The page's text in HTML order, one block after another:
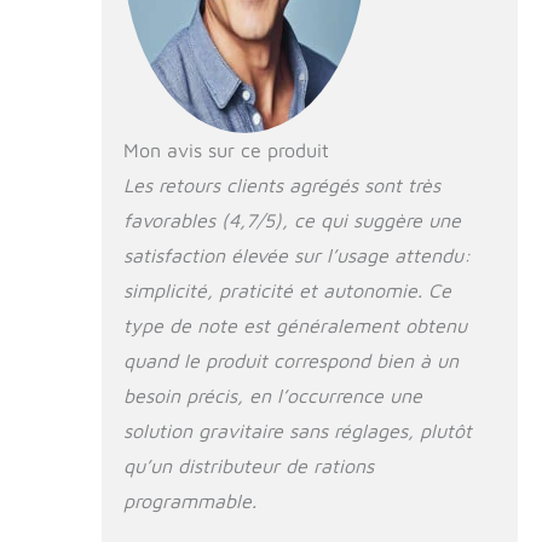
compagnie. Vous pouvez être sûr
lorsque vous sortez, en vacances,
au travail, en fête, et ne vous
inquiétez pas que les animaux
aient faim. La gamelle pliable est
également pratique lorsque vous
sortez vos animaux de
compagnie. Système
d'alimentation automatique : la
mangeoire et le distributeur d'eau
se nourrissent automatiquement
par gravité. Il y a deux fenêtres
puissiez le surveiller, et vous
pouvez le remplir à temps lorsque
la nourriture et l'eau sont
épuisées. Le chargeur ne peut pas
être connecté à l'application et il
n'y a pas de fonction
d'alimentation de minuterie.
(Cette mangeoire n'a pas besoin
Mon avis sur ce produit
Les retours clients agrégés sont très
favorables (4,7/5), ce qui suggère une
satisfaction élevée sur l’usage attendu:
simplicité, praticité et autonomie. Ce
type de note est généralement obtenu
quand le produit correspond bien à un
besoin précis, en l’occurrence une
solution gravitaire sans réglages, plutôt
qu’un distributeur de rations
programmable.